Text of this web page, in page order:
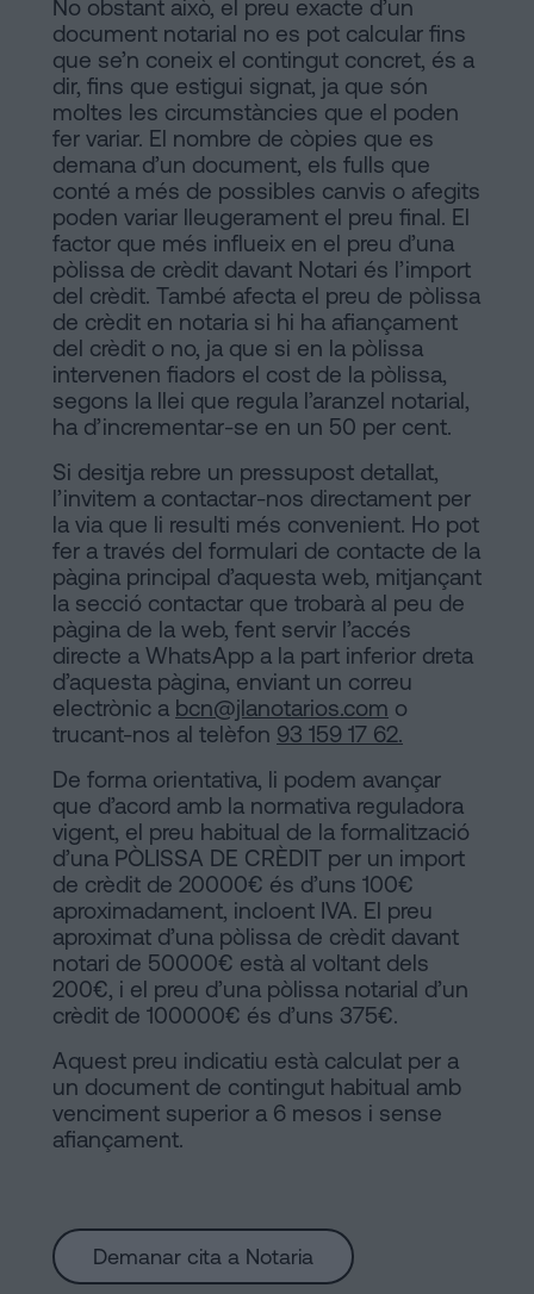
No obstant això, el preu exacte d’un
document notarial no es pot calcular fins
que se’n coneix el contingut concret, és a
dir, fins que estigui signat, ja que són
moltes les circumstàncies que el poden
fer variar. El nombre de còpies que es
demana d’un document, els fulls que
conté a més de possibles canvis o afegits
poden variar lleugerament el preu final. El
factor que més influeix en el preu d’una
pòlissa de crèdit davant Notari és l’import
del crèdit. També afecta el preu de pòlissa
de crèdit en notaria si hi ha afiançament
del crèdit o no, ja que si en la pòlissa
intervenen fiadors el cost de la pòlissa,
segons la llei que regula l’aranzel notarial,
ha d’incrementar-se en un 50 per cent.
Si desitja rebre un pressupost detallat,
l’invitem a contactar-nos directament per
la via que li resulti més convenient. Ho pot
fer a través del formulari de contacte de la
pàgina principal d’aquesta web, mitjançant
la secció contactar que trobarà al peu de
pàgina de la web, fent servir l’accés
directe a WhatsApp a la part inferior dreta
d’aquesta pàgina, enviant un correu
electrònic a bcn@jlanotarios.com o
trucant-nos al telèfon 93 159 17 62.
De forma orientativa, li podem avançar
que d’acord amb la normativa reguladora
vigent, el preu habitual de la formalització
d’una PÒLISSA DE CRÈDIT per un import
de crèdit de 20000€ és d’uns 100€
aproximadament, incloent IVA. El preu
aproximat d’una pòlissa de crèdit davant
notari de 50000€ està al voltant dels
200€, i el preu d’una pòlissa notarial d’un
crèdit de 100000€ és d’uns 375€.
Aquest preu indicatiu està calculat per a
un document de contingut habitual amb
venciment superior a 6 mesos i sense
afiançament.
Demanar cita a Notaria